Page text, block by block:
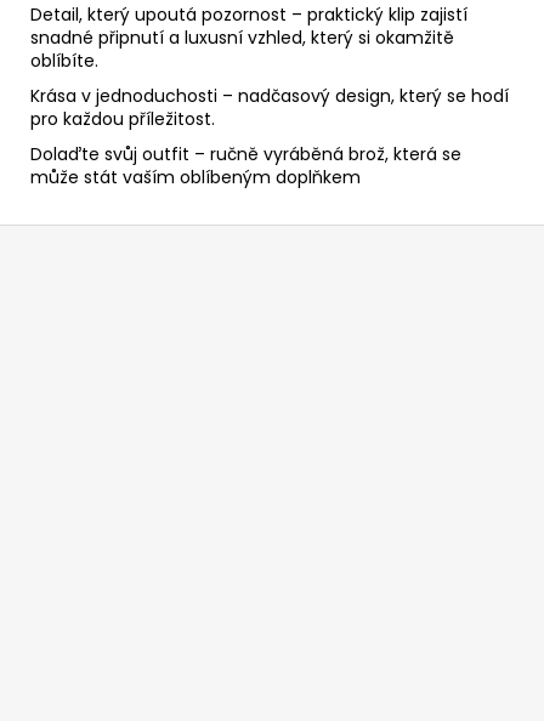
Detail, který upoutá pozornost – praktický klip zajistí
snadné připnutí a luxusní vzhled, který si okamžitě
oblíbíte.
Krása v jednoduchosti – nadčasový design, který se hodí
pro každou příležitost.
Dolaďte svůj outfit – ručně vyráběná brož, která se
může stát vaším oblíbeným doplňkem
Z